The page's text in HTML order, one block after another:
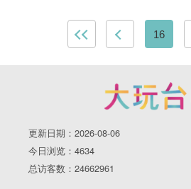
16
更新日期：2026-08-06
今日浏览：4634
总访客数：24662961